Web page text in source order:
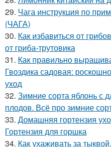
29. Чага инструкция по
(ЧАГА)
30. Как избавиться от
от гриба-трутовика
31. Как правильно
Гвоздика садовая:
уход
32. Зимние сорта яблонь с
плодов. Всё про зимние
33. Домашняя гортензия
Гортензия для горшка
34. Как ухаживать за